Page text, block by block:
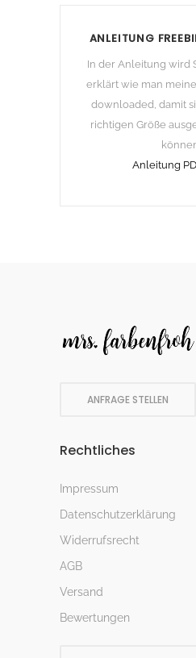
ANLEITUNG
In der Anleitung wird
erklärt wie man
downloaded, damit
richtigen Größe
Anleitung
ANFRAGE STELLEN
Rechtliches
Impressum
Datenschutzerklärung
Widerrufsrecht
AGB
Versand
Bewertungen